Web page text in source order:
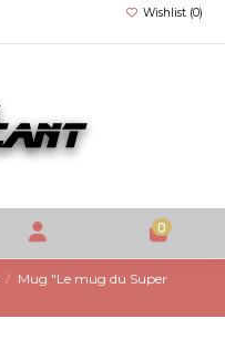
Wishlist (0)
0
Mug "Le mug du Super